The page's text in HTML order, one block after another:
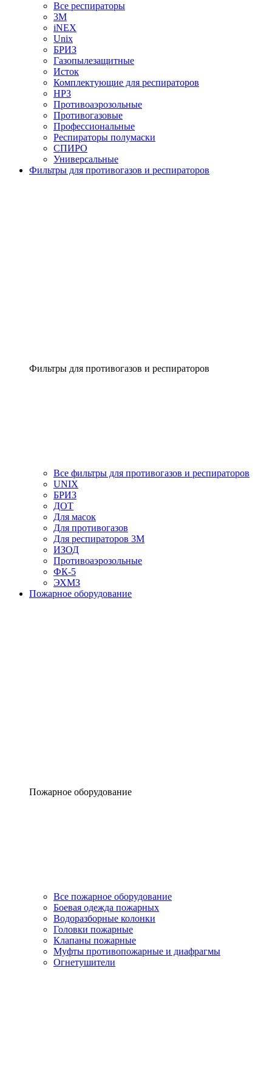
Все респираторы
3М
iNEX
Unix
БРИЗ
Газопылезащитные
Исток
Комплектующие для респираторов
НРЗ
Противоаэрозольные
Противогазовые
Профессиональные
Респираторы полумаски
СПИРО
Универсальные
Фильтры для противогазов и респираторов
Фильтры для противогазов и респираторов
Все фильтры для противогазов и респираторов
UNIX
БРИЗ
ДОТ
Для масок
Для противогазов
Для респираторов 3М
ИЗОД
Противоаэрозольные
ФК-5
ЭХМЗ
Пожарное оборудование
Пожарное оборудование
Все пожарное оборудование
Боевая одежда пожарных
Водоразборные колонки
Головки пожарные
Клапаны пожарные
Муфты противопожарные и диафрагмы
Огнетушители